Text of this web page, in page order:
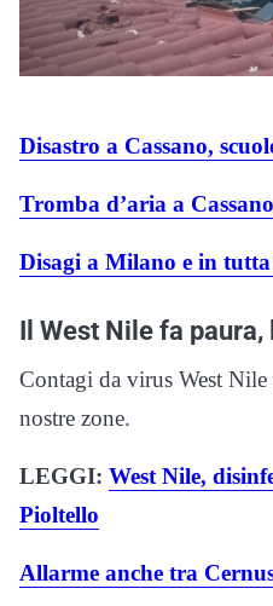
Disastro a Cassano,
Tromba d’aria a
Disagi a Milano e in
Il West Nile fa
Contagi da virus West
nostre zone.
LEGGI: West Nile,
Pioltello
Allarme anche tra